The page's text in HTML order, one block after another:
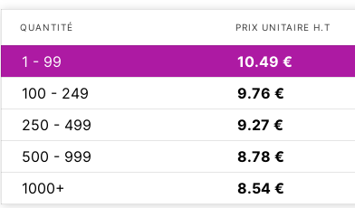
QUANTITÉ PRIX UNITAIRE H.T
1 - 99
10.49 €
100 - 249
9.76 €
250 - 499
9.27 €
500 - 999
8.78 €
1000+
8.54 €